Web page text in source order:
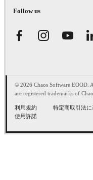
Follow us
© 2026 Chaos Software EOOD.
are registered trademarks of
利用規約 特定商取引法
使用許諾